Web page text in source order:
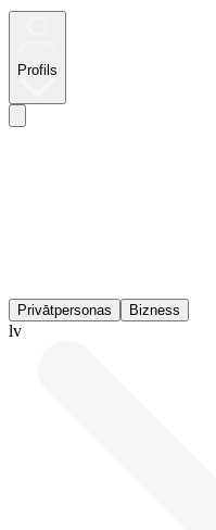
Profils
Privātpersonas Bizness
lv